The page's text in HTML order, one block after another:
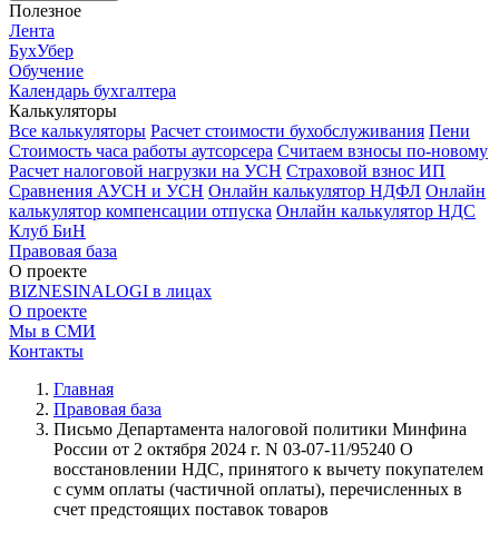
Полезное
Лента
БухУбер
Обучение
Календарь бухгалтера
Калькуляторы
Все калькуляторы Расчет стоимости бухобслуживания Пени
Стоимость часа работы аутсорсера Считаем взносы по-новому
Расчет налоговой нагрузки на УСН Страховой взнос ИП
Сравнения АУСН и УСН Онлайн калькулятор НДФЛ Онлайн
калькулятор компенсации отпуска Онлайн калькулятор НДС
Клуб БиН
Правовая база
О проекте
BIZNESINALOGI в лицах
О проекте
Мы в СМИ
Контакты
Главная
Правовая база
Письмо Департамента налоговой политики Минфина
России от 2 октября 2024 г. N 03-07-11/95240 О
восстановлении НДС, принятого к вычету покупателем
с сумм оплаты (частичной оплаты), перечисленных в
счет предстоящих поставок товаров